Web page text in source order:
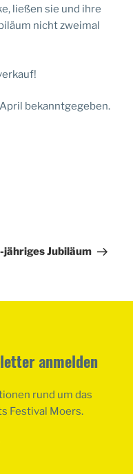
ließen sie und ihre
nicht zweimal
bekanntgegeben.
Jubiläum
anmelden
rund um das
Festival Moers.